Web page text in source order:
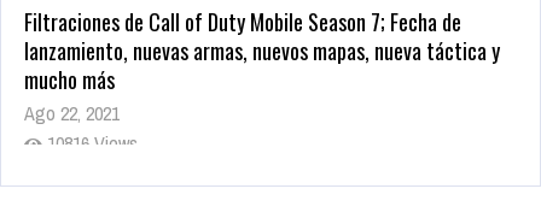
Filtraciones de Call of Duty Mobile Season 7; Fecha de
lanzamiento, nuevas armas, nuevos mapas, nueva táctica y
mucho más
Ago 22, 2021
10816 Views
La configuración de Call of Duty 2021 aparentemente ya fue